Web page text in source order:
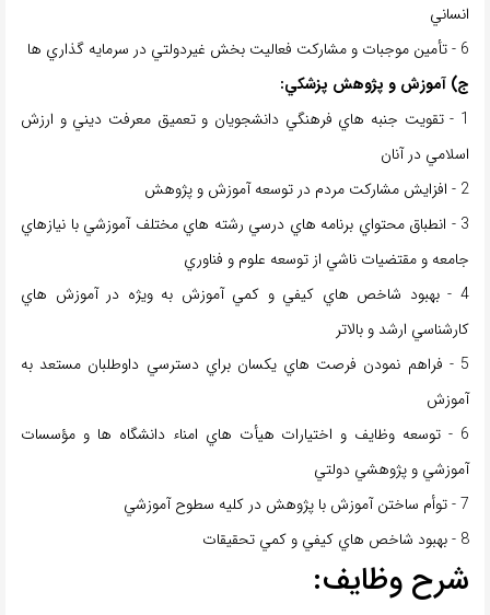
انساني
6 - تأمین موجبات و مشاركت فعاليت بخش غيردولتي در سرمايه گذاري ها
ج) آموزش و پژوهش پزشكي:
1 - تقويت جنبه هاي فرهنگي دانشجويان و تعميق معرفت ديني و ارزش
اسلامي در آنان
2 - افزايش مشاركت مردم در توسعه آموزش و پژوهش
3 - انطباق محتواي برنامه هاي درسي رشته هاي مختلف آموزشي با نيازهاي
جامعه و مقتضيات ناشي از توسعه علوم و فناوري
4 - بهبود شاخص هاي كيفي و كمي آموزش به ويژه در آموزش هاي
كارشناسي ارشد و بالاتر
5 - فراهم نمودن فرصت هاي يكسان براي دسترسي داوطلبان مستعد به
آموزش
6 - توسعه وظايف و اختيارات هیأت هاي امناء دانشگاه ها و مؤسسات
آموزشي و پژوهشي دولتي
7 - توأم ساختن آموزش با پژوهش در كليه سطوح آموزشي
8 - بهبود شاخص هاي كيفي و كمي تحقيقات
شرح وظايف: